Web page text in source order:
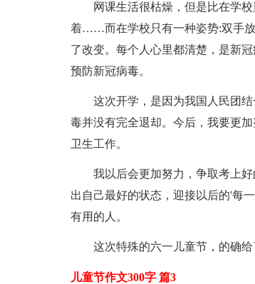
网课生活很枯燥，但是比在学
着……而在学校只有一种姿势:双手
了改变。每个人心里都清楚，是新
预防新冠病毒。
这次开学，是因为我国人民团
毒并没有完全退却。今后，我要更
卫生工作。
我以后会更加努力，争取考上
出自己最好的状态，迎接以后的'每
有用的人。
这次特殊的六一儿童节，的确
儿童节作文300字 篇3